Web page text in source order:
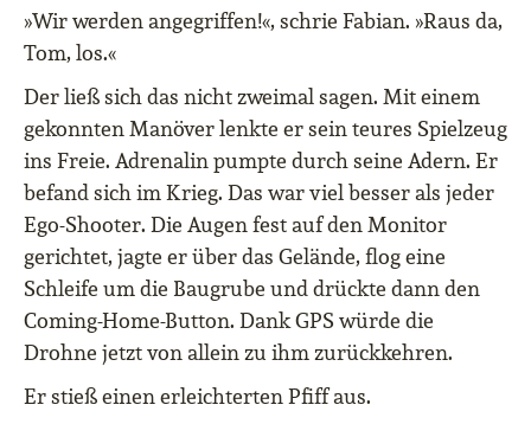
»Wir werden angegriffen!«, schrie Fabian. »Raus da,
Tom, los.«
Der ließ sich das nicht zweimal sagen. Mit einem
gekonnten Manöver lenkte er sein teures Spielzeug
ins Freie. Adrenalin pumpte durch seine Adern. Er
befand sich im Krieg. Das war viel besser als jeder
Ego-Shooter. Die Augen fest auf den Monitor
gerichtet, jagte er über das Gelände, flog eine
Schleife um die Baugrube und drückte dann den
Coming-Home-Button. Dank GPS würde die
Drohne jetzt von allein zu ihm zurückkehren.
Er stieß einen erleichterten Pfiff aus.